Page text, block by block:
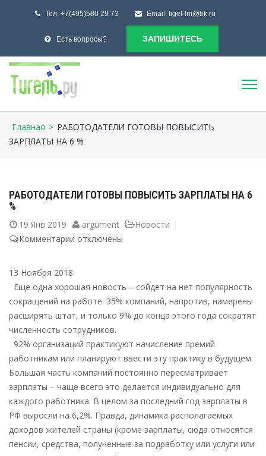
Тел: +7(495)580 29 73 Email: tigel-lm@bk.ru
Есть вопросы? ЗАПИШИТЕСЬ
Главная > РАБОТОДАТЕЛИ ГОТОВЫ ПОВЫСИТЬ
ЗАРПЛАТЫ НА 6 %
РАБОТОДАТЕЛИ ГОТОВЫ ПОВЫСИТЬ ЗАРПЛАТЫ НА 6
%
19 Янв 2019 argument
Новости
Комментарии к
ПОВЫСИТЬ
6
отключены
13 Ноября 2018
Еще одна хорошая новость – сойдет на нет популярность
сокращений на работе. 35% компаний, напротив, намерены
расширять штат, и только 9% до конца этого года сократят
численность сотрудников.
92% организаций практикуют начисление премий
работникам или планируют ввести эту практику в будущем.
Большая часть компаний постоянно пересматривает
зарплаты – чаще всего это делается индивидуально для
каждого работника. В целом за последний год зарплаты в
РФ выросли на 6,2%. Правда, динамика располагаемых
доходов жителей страны (кроме зарплаты, сюда относятся
пенсии, средства, полученные за подработку или услуги или